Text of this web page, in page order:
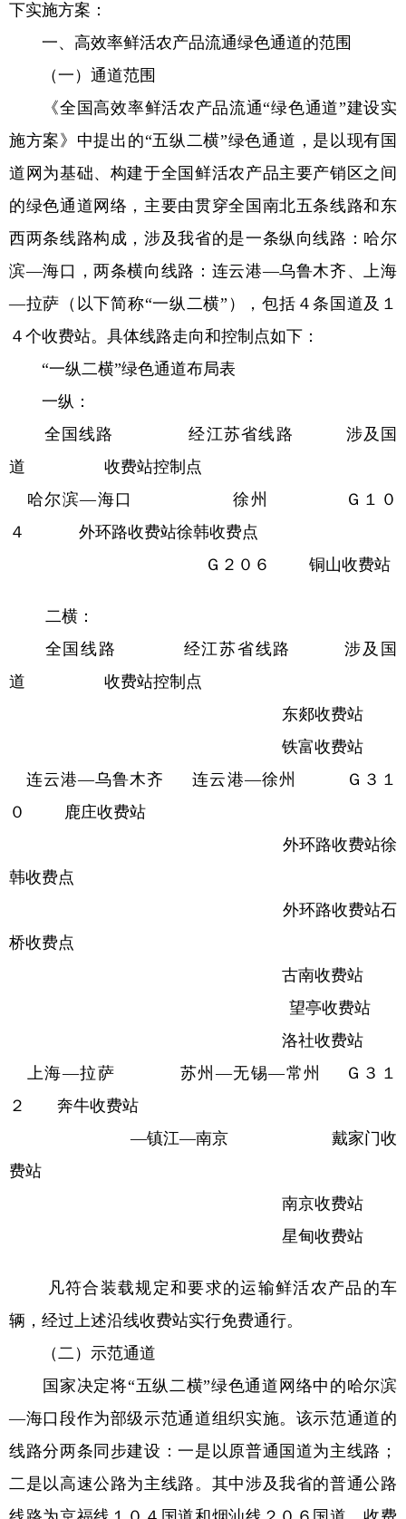
下实施方案：
一、高效率鲜活农产品流通绿色通道的范围
（一）通道范围
《全国高效率鲜活农产品流通“绿色通道”建设实
施方案》中提出的“五纵二横”绿色通道，是以现有国
道网为基础、构建于全国鲜活农产品主要产销区之间
的绿色通道网络，主要由贯穿全国南北五条线路和东
西两条线路构成，涉及我省的是一条纵向线路：哈尔
滨—海口，两条横向线路：连云港—乌鲁木齐、上海
—拉萨（以下简称“一纵二横”），包括４条国道及１
４个收费站。具体线路走向和控制点如下：
“一纵二横”绿色通道布局表
一纵：
全国线路 经江苏省线路 涉及国
道 收费站控制点
哈尔滨—海口 徐州 Ｇ１０
４ 外环路收费站徐韩收费点
Ｇ２０６ 铜山收费站
二横：
全国线路 经江苏省线路 涉及国
道 收费站控制点
东郯收费站
铁富收费站
连云港—乌鲁木齐 连云港—徐州 Ｇ３１
０ 鹿庄收费站
外环路收费站徐
韩收费点
外环路收费站石
桥收费点
古南收费站
望亭收费站
洛社收费站
上海—拉萨 苏州—无锡—常州 Ｇ３１
２ 奔牛收费站
—镇江—南京 戴家门收
费站
南京收费站
星甸收费站
凡符合装载规定和要求的运输鲜活农产品的车
辆，经过上述沿线收费站实行免费通行。
（二）示范通道
国家决定将“五纵二横”绿色通道网络中的哈尔滨
—海口段作为部级示范通道组织实施。该示范通道的
线路分两条同步建设：一是以原普通国道为主线路；
二是以高速公路为主线路。其中涉及我省的普通公路